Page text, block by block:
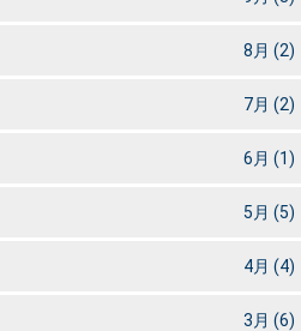
8月 (2)
7月 (2)
6月 (1)
5月 (5)
4月 (4)
3月 (6)